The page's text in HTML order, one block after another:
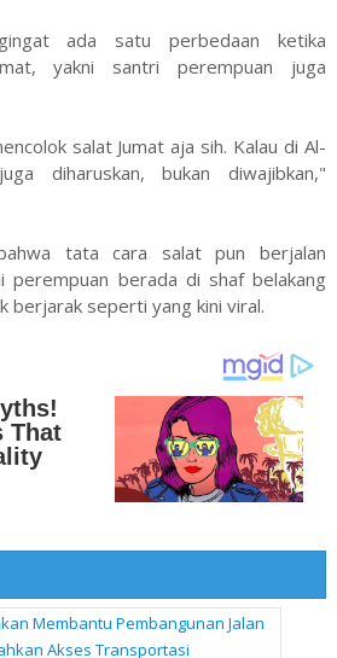
ada satu perbedaan ketika
yakni santri perempuan juga
salat Jumat aja sih. Kalau di Al-
diharuskan, bukan diwajibkan,"
tata cara salat pun berjalan
perempuan berada di shaf belakang
berjarak seperti yang kini viral.
Membantu Pembangunan Jalan
Akses Transportasi